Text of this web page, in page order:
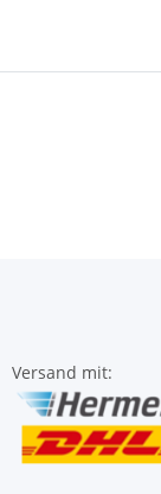
Versand mit: